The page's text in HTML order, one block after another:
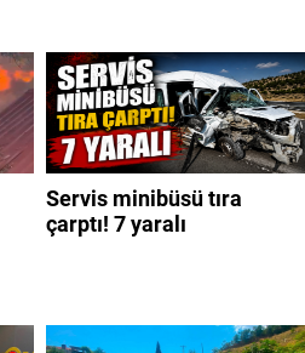
Servis minibüsü tıra
çarptı! 7 yaralı